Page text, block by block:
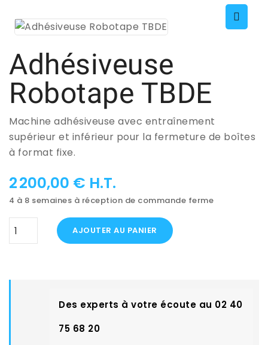
Adhésiveuse
Robotape TBDE
Machine adhésiveuse avec entraînement
supérieur et inférieur pour la fermeture de boîtes
à format fixe.
2 200,00 € H.T.
4 à 8 semaines à réception de commande ferme
AJOUTER AU PANIER
Des experts à votre écoute au 02 40
75 68 20